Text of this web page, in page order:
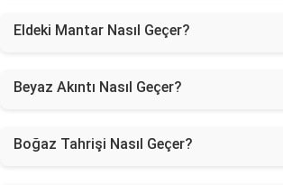
Eldeki Mantar Nasıl Geçer?
Beyaz Akıntı Nasıl Geçer?
Boğaz Tahrişi Nasıl Geçer?